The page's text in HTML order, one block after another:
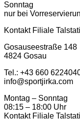
Sonntag
nur bei
Kontakt Filiale
Gosauseestraße 148
4824 Gosau
Tel.: ‭+43 660
info@sportjirka.com
Montag – Sonntag
08:15 – 18:00 Uhr
Kontakt Filiale